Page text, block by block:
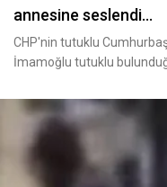
annesine seslendi...
CHP'nin tutuklu
İmamoğlu tutuklu